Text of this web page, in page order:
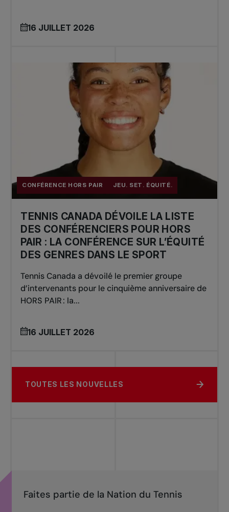
16 JUILLET 2026
CONFÉRENCE HORS PAIR JEU. SET. ÉQUITÉ.
TENNIS CANADA DÉVOILE LA LISTE
DES CONFÉRENCIERS POUR HORS
PAIR : LA CONFÉRENCE SUR L’ÉQUITÉ
DES GENRES DANS LE SPORT
Tennis Canada a dévoilé le premier groupe
d’intervenants pour le cinquième anniversaire de
HORS PAIR : la...
16 JUILLET 2026
TOUTES LES NOUVELLES
Faites partie de la Nation du Tennis